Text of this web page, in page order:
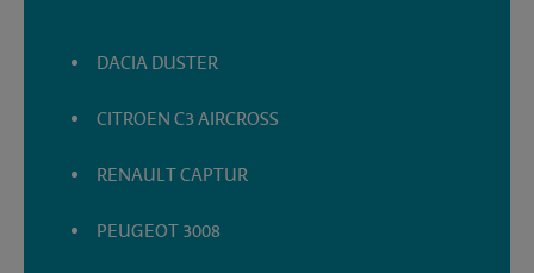
DACIA DUSTER
CITROEN C3 AIRCROSS
RENAULT CAPTUR
PEUGEOT 3008